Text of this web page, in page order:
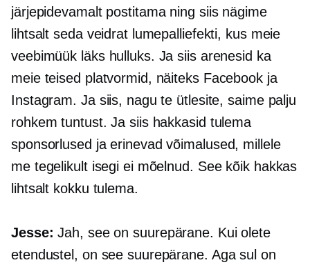
järjepidevamalt postitama ning siis nägime
lihtsalt seda veidrat lumepalliefekti, kus meie
veebimüük läks hulluks. Ja siis arenesid ka
meie teised platvormid, näiteks Facebook ja
Instagram. Ja siis, nagu te ütlesite, saime palju
rohkem tuntust. Ja siis hakkasid tulema
sponsorlused ja erinevad võimalused, millele
me tegelikult isegi ei mõelnud. See kõik hakkas
lihtsalt kokku tulema.
Jesse: Jah, see on suurepärane. Kui olete
etendustel, on see suurepärane. Aga sul on